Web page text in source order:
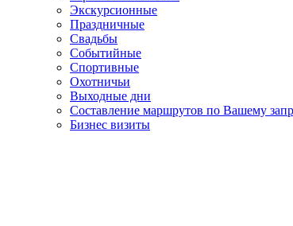
Экскурсионные
Праздничные
Свадьбы
Событийные
Спортивные
Охотничьи
Выходные дни
Составление маршрутов по Вашему
Бизнес визиты